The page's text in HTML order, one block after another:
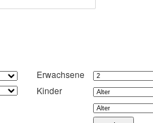
Erwachsene
Kinder